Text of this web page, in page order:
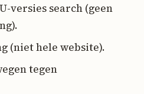
versies search (geen
(niet hele website).
tegen